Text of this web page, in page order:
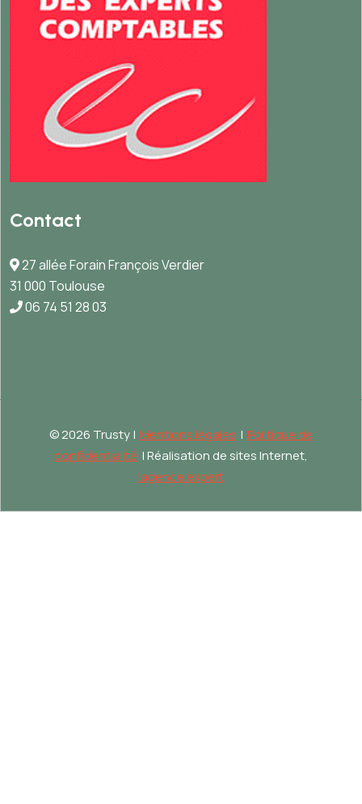
Contact
27 allée Forain François Verdier
31 000 Toulouse
06 74 51 28 03
©2026 Trusty | Mentions légales | Politique de
confidentialité | Réalisation de sites Internet,
lagence.expert